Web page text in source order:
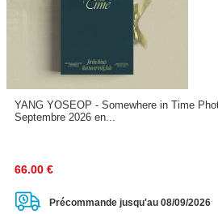
YANG YOSEOP - Somewhere in Time
Septembre 2026 en...
66.00 €
Précommande jusqu'au 08/09/2026